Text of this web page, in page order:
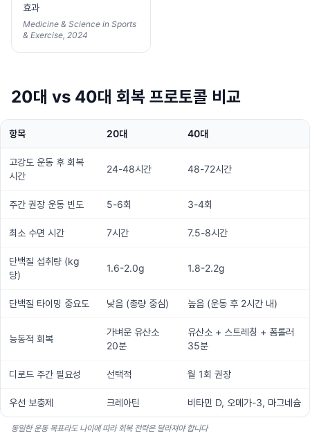
효과
Medicine & Science in Sports
& Exercise, 2024
20대 vs 40대 회복 프로토콜 비교
항목 20대 40대
고강도 운동 후 회복
시간
24-48시간 48-72시간
주간 권장 운동 빈도 5-6회 3-4회
최소 수면 시간 7시간 7.5-8시간
단백질 섭취량 (kg
당)
1.6-2.0g 1.8-2.2g
단백질 타이밍 중요도 낮음 (총량 중심) 높음 (운동 후 2시간 내)
능동적 회복
가벼운 유산소
20분
유산소 + 스트레칭 + 폼롤러
35분
디로드 주간 필요성 선택적 월 1회 권장
우선 보충제 크레아틴 비타민 D, 오메가-3, 마그네슘
동일한 운동 목표라도 나이에 따라 회복 전략은 달라져야 합니다